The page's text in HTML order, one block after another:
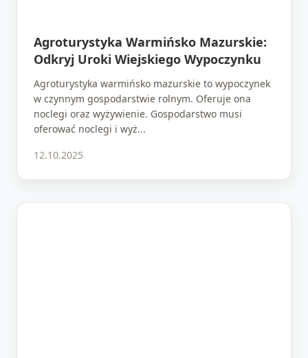
Agroturystyka Warmińsko Mazurskie:
Odkryj Uroki Wiejskiego Wypoczynku
Agroturystyka warmińsko mazurskie to wypoczynek
w czynnym gospodarstwie rolnym. Oferuje ona
noclegi oraz wyżywienie. Gospodarstwo musi
oferować noclegi i wyż...
12.10.2025